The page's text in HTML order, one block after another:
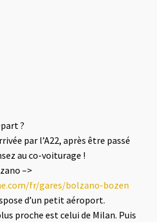
?
par l’A22, après être passé
au co-voiturage !
–>
fr/gares/bolzano-bozen
d’un petit aéroport.
proche est celui de Milan. Puis